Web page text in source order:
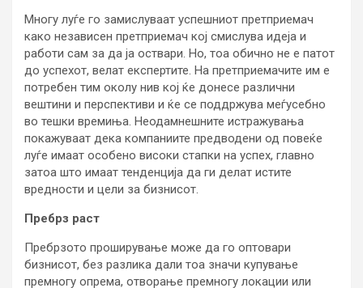
Многу луѓе го замислуваат успешниот претприемач
како независен претприемач кој смислува идеја и
работи сам за да ја оствари. Но, тоа обично не е патот
до успехот, велат експертите. На претприемачите им е
потребен тим околу нив кој ќе донесе различни
вештини и перспективи и ќе се поддржува меѓусебно
во тешки времиња. Неодамнешните истражувања
покажуваат дека компаниите предводени од повеќе
луѓе имаат особено високи стапки на успех, главно
затоа што имаат тенденција да ги делат истите
вредности и цели за бизнисот.
Пребрз раст
Пребрзото проширување може да го оптовари
бизнисот, без разлика дали тоа значи купување
премногу опрема, отворање премногу локации или